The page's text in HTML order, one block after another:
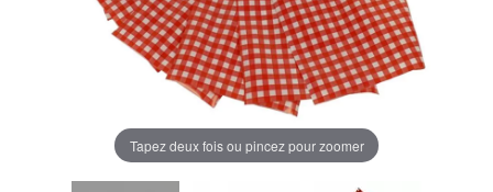
Tapez deux fois ou pincez pour zoomer